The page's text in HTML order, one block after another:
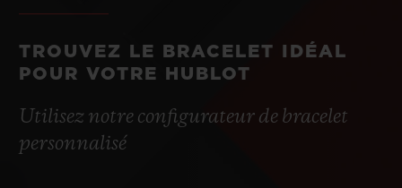
TROUVEZ LE BRACELET IDÉAL
POUR VOTRE HUBLOT
Utilisez notre configurateur de bracelet
personnalisé